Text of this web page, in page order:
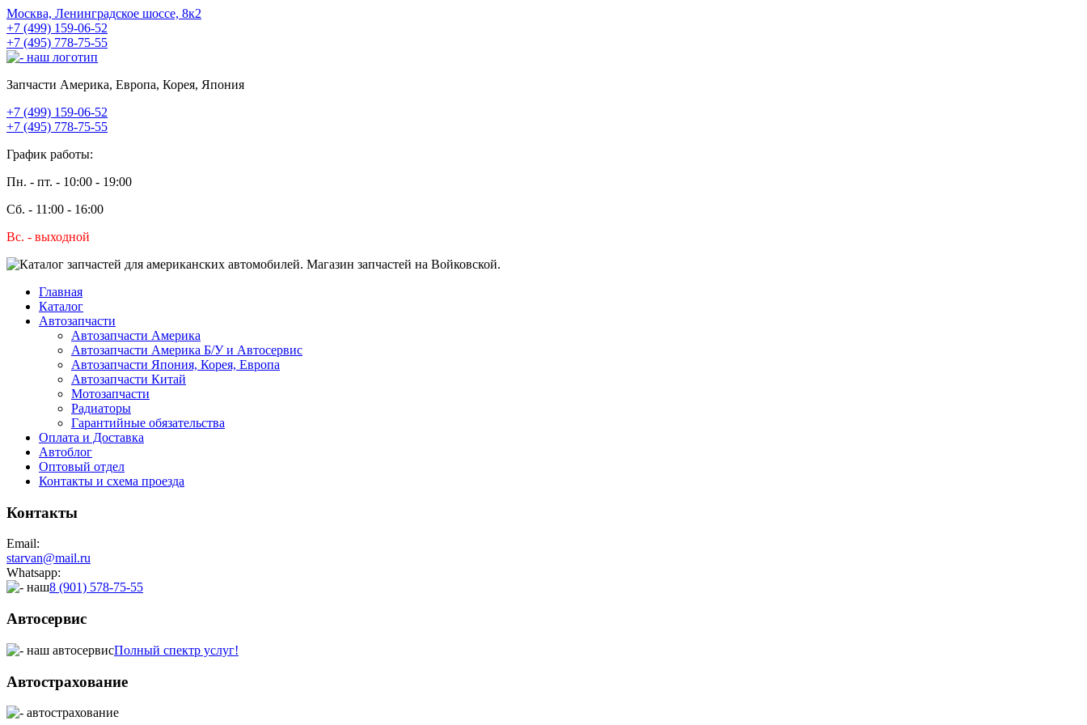
Москва, Ленинградское шоссе, 8к2
+7 (499) 159-06-52
+7 (495) 778-75-55
Запчасти Америка, Европа, Корея, Япония
+7 (499) 159-06-52
+7 (495) 778-75-55
График работы:
Пн. - пт. - 10:00 - 19:00
Сб. - 11:00 - 16:00
Вс. - выходной
Главная
Каталог
Автозапчасти
Автозапчасти Америка
Автозапчасти Америка Б/У и Автосервис
Автозапчасти Япония, Корея, Европа
Автозапчасти Китай
Мотозапчасти
Радиаторы
Гарантийные обязательства
Оплата и Доставка
Автоблог
Оптовый отдел
Контакты и схема проезда
Контакты
Email:
starvan@mail.ru
Whatsapp:
8 (901) 578-75-55
Автосервис
Полный спектр услуг!
Автострахование